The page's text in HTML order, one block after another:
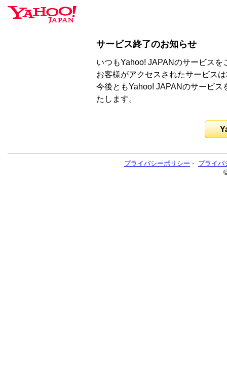
サービス終了のお知らせ
いつもYahoo! JAPANのサービス
お客様がアクセスされたサービス
今後ともYahoo! JAPANのサービ
たします。
プライバシーポリシー - プライバ